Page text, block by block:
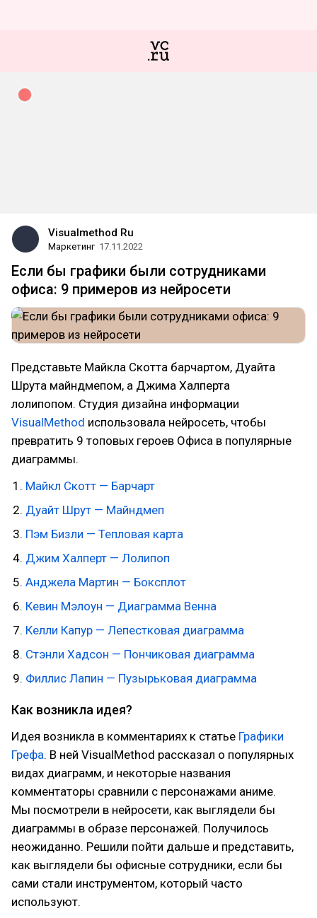
Visualmethod Ru
Маркетинг 17.11.2022
Если бы графики были сотрудниками
офиса: 9 примеров из нейросети
Представьте Майкла Скотта барчартом, Дуайта
Шрута майндмепом, а Джима Халперта
лолипопом. Студия дизайна информации
VisualMethod использовала нейросеть, чтобы
превратить 9 топовых героев Офиса в популярные
диаграммы.
Майкл Скотт — Барчарт
Дуайт Шрут — Майндмеп
Пэм Бизли — Тепловая карта
Джим Халперт — Лолипоп
Анджела Мартин — Боксплот
Кевин Мэлоун — Диаграмма Венна
Келли Капур — Лепестковая диаграмма
Стэнли Хадсон — Пончиковая диаграмма
Филлис Лапин — Пузырьковая диаграмма
Как возникла идея?
Идея возникла в комментариях к статье Графики
Грефа. В ней VisualMethod рассказал о популярных
видах диаграмм, и некоторые названия
комментаторы сравнили с персонажами аниме.
Мы посмотрели в нейросети, как выглядели бы
диаграммы в образе персонажей. Получилось
неожиданно. Решили пойти дальше и представить,
как выглядели бы офисные сотрудники, если бы
сами стали инструментом, который часто
используют.